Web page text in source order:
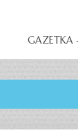
GAZETKA